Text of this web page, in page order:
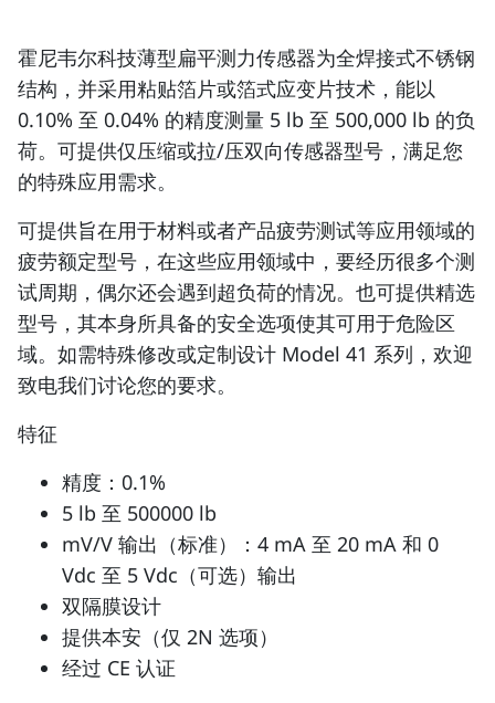
霍尼韦尔科技薄型扁平测力传感器为全焊接式不锈钢
结构，并采用粘贴箔片或箔式应变片技术，能以
0.10% 至 0.04% 的精度测量 5 lb 至 500,000 lb 的负
荷。可提供仅压缩或拉/压双向传感器型号，满足您
的特殊应用需求。
可提供旨在用于材料或者产品疲劳测试等应用领域的
疲劳额定型号，在这些应用领域中，要经历很多个测
试周期，偶尔还会遇到超负荷的情况。也可提供精选
型号，其本身所具备的安全选项使其可用于危险区
域。如需特殊修改或定制设计 Model 41 系列，欢迎
致电我们讨论您的要求。
特征
精度：0.1%
5 lb 至 500000 lb
mV/V 输出（标准）：4 mA 至 20 mA 和 0
Vdc 至 5 Vdc（可选）输出
双隔膜设计
提供本安（仅 2N 选项）
经过 CE 认证